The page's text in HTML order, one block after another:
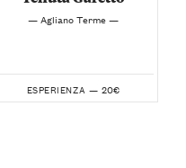
— Agliano Terme —
ESPERIENZA — 20€